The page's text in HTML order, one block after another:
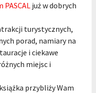
PASCALjuż w dobrych
turystycznych,
porad, namiary na
i ciekawe
miejsc i
przybliży Wam